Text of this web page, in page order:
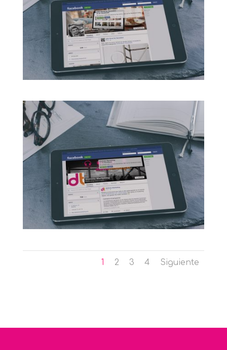
1 2 3 4 Siguiente